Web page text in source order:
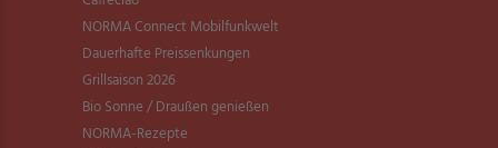
NORMA Connect Mobilfunkwelt
Dauerhafte Preissenkungen
Grillsaison 2026
Bio Sonne / Draußen genießen
NORMA-Rezepte